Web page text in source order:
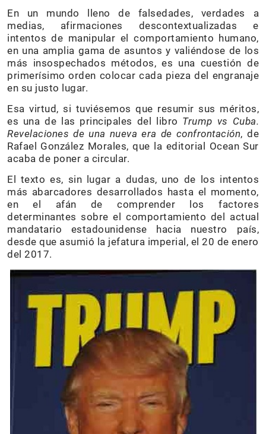
En un mundo lleno de falsedades, verdades a
medias, afirmaciones descontextualizadas e
intentos de manipular el comportamiento humano,
en una amplia gama de asuntos y valiéndose de los
más insospechados métodos, es una cuestión de
primerísimo orden colocar cada pieza del engranaje
en su justo lugar.
Esa virtud, si tuviésemos que resumir sus méritos,
es una de las principales del libro Trump vs Cuba.
Revelaciones de una nueva era de confrontación, de
Rafael González Morales, que la editorial Ocean Sur
acaba de poner a circular.
El texto es, sin lugar a dudas, uno de los intentos
más abarcadores desarrollados hasta el momento,
en el afán de comprender los factores
determinantes sobre el comportamiento del actual
mandatario estadounidense hacia nuestro país,
desde que asumió la jefatura imperial, el 20 de enero
del 2017.